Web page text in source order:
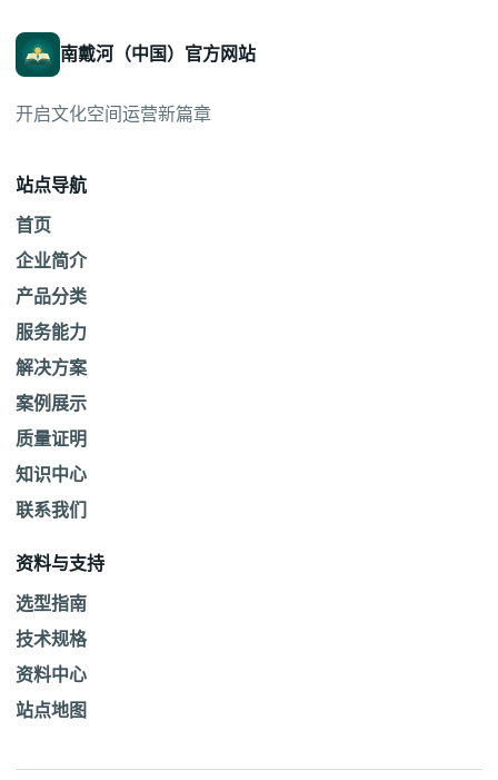
南戴河（中国）官方网站
开启文化空间运营新篇章
站点导航
首页
企业简介
产品分类
服务能力
解决方案
案例展示
质量证明
知识中心
联系我们
资料与支持
选型指南
技术规格
资料中心
站点地图